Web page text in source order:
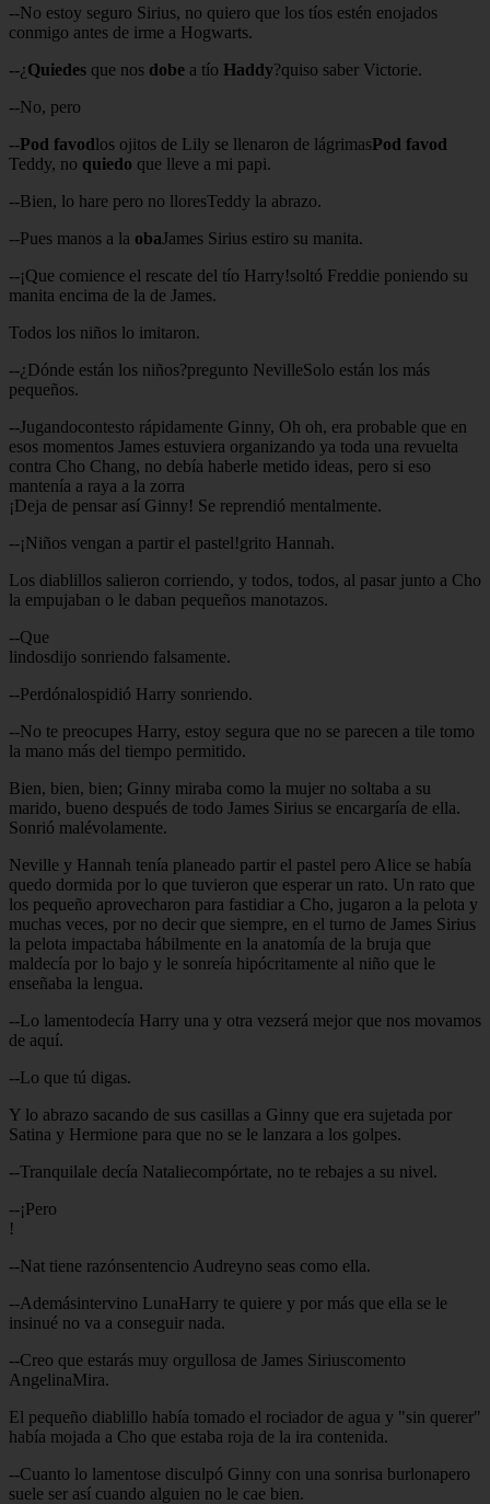
--No estoy seguro Sirius, no quiero que los tíos estén enojados
conmigo antes de irme a Hogwarts.
--¿Quiedes que nos dobe a tío Haddy?quiso saber Victorie.
--No, pero
--Pod favodlos ojitos de Lily se llenaron de lágrimasPod favod
Teddy, no quiedo que lleve a mi papi.
--Bien, lo hare pero no lloresTeddy la abrazo.
--Pues manos a la obaJames Sirius estiro su manita.
--¡Que comience el rescate del tío Harry!soltó Freddie poniendo su
manita encima de la de James.
Todos los niños lo imitaron.
--¿Dónde están los niños?pregunto NevilleSolo están los más
pequeños.
--Jugandocontesto rápidamente Ginny, Oh oh, era probable que en
esos momentos James estuviera organizando ya toda una revuelta
contra Cho Chang, no debía haberle metido ideas, pero si eso
mantenía a raya a la zorra
¡Deja de pensar así Ginny! Se reprendió mentalmente.
--¡Niños vengan a partir el pastel!grito Hannah.
Los diablillos salieron corriendo, y todos, todos, al pasar junto a Cho
la empujaban o le daban pequeños manotazos.
--Que
lindosdijo sonriendo falsamente.
--Perdónalospidió Harry sonriendo.
--No te preocupes Harry, estoy segura que no se parecen a tile tomo
la mano más del tiempo permitido.
Bien, bien, bien; Ginny miraba como la mujer no soltaba a su
marido, bueno después de todo James Sirius se encargaría de ella.
Sonrió malévolamente.
Neville y Hannah tenía planeado partir el pastel pero Alice se había
quedo dormida por lo que tuvieron que esperar un rato. Un rato que
los pequeño aprovecharon para fastidiar a Cho, jugaron a la pelota y
muchas veces, por no decir que siempre, en el turno de James Sirius
la pelota impactaba hábilmente en la anatomía de la bruja que
maldecía por lo bajo y le sonreía hipócritamente al niño que le
enseñaba la lengua.
--Lo lamentodecía Harry una y otra vezserá mejor que nos movamos
de aquí.
--Lo que tú digas.
Y lo abrazo sacando de sus casillas a Ginny que era sujetada por
Satina y Hermione para que no se le lanzara a los golpes.
--Tranquilale decía Nataliecompórtate, no te rebajes a su nivel.
--¡Pero
!
--Nat tiene razónsentencio Audreyno seas como ella.
--Ademásintervino LunaHarry te quiere y por más que ella se le
insinué no va a conseguir nada.
--Creo que estarás muy orgullosa de James Siriuscomento
AngelinaMira.
El pequeño diablillo había tomado el rociador de agua y "sin querer"
había mojada a Cho que estaba roja de la ira contenida.
--Cuanto lo lamentose disculpó Ginny con una sonrisa burlonapero
suele ser así cuando alguien no le cae bien.